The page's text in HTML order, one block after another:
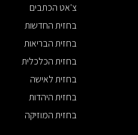
צ'אט הכתבים
בחזית החדשות
בחזית הבריאות
בחזית הכלכלית
בחזית לאישה
בחזית היהדות
בחזית המוזיקה